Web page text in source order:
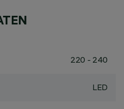
220 - 240
LED